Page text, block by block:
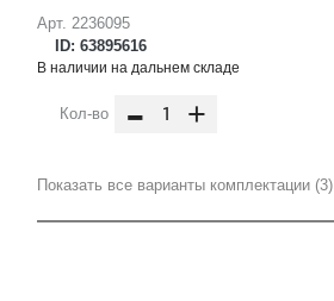
Арт. 2236095
ID: 63895616
В наличии на дальнем складе
Кол-во - +
Показать все варианты комплектации (3)